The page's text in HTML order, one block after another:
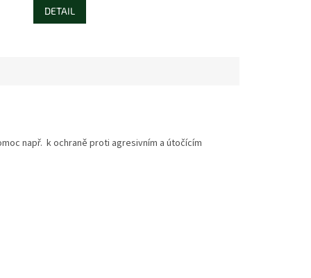
DETAIL
např. k ochraně proti agresivním a útočícím